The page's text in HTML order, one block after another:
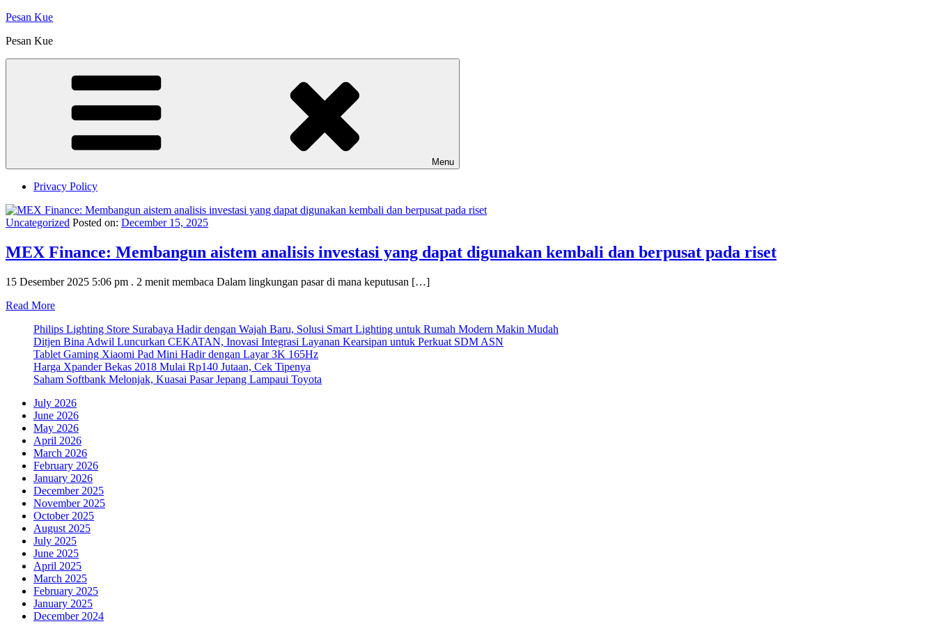
Skip
content
Pesan Kue
Pesan Kue
Menu
Privacy Policy
Uncategorized Posted on: December 15, 2025
MEX Finance: Membangun aistem analisis investasi yang dapat digunakan kembali dan berpusat pada riset
15 Desember 2025 5:06 pm . 2 menit membaca Dalam lingkungan pasar di mana keputusan […]
Read More
Philips Lighting Store Surabaya Hadir dengan Wajah Baru, Solusi Smart Lighting untuk Rumah Modern Makin Mudah
Ditjen Bina Adwil Luncurkan CEKATAN, Inovasi Integrasi Layanan Kearsipan untuk Perkuat SDM ASN
Tablet Gaming Xiaomi Pad Mini Hadir dengan Layar 3K 165Hz
Harga Xpander Bekas 2018 Mulai Rp140 Jutaan, Cek Tipenya
Saham Softbank Melonjak, Kuasai Pasar Jepang Lampaui Toyota
July 2026
June 2026
May 2026
April 2026
March 2026
February 2026
January 2026
December 2025
November 2025
October 2025
August 2025
July 2025
June 2025
April 2025
March 2025
February 2025
January 2025
December 2024